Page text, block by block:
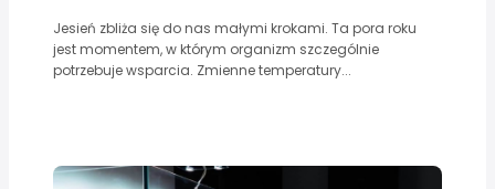
Jesień zbliża się do nas małymi krokami. Ta pora roku
jest momentem, w którym organizm szczególnie
potrzebuje wsparcia. Zmienne temperatury...